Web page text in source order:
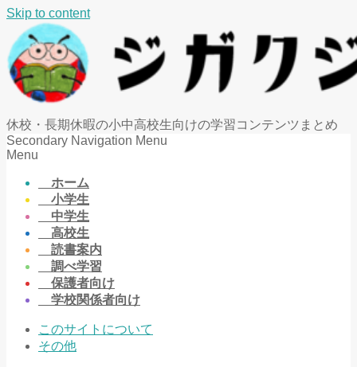
Skip to content
休校・長期休暇の小中高校生向けの学習コンテンツまとめ
Secondary Navigation Menu
Menu
ホーム
小学生
中学生
高校生
読書案内
調べ学習
保護者向け
学校関係者向け
このサイトについて
その他